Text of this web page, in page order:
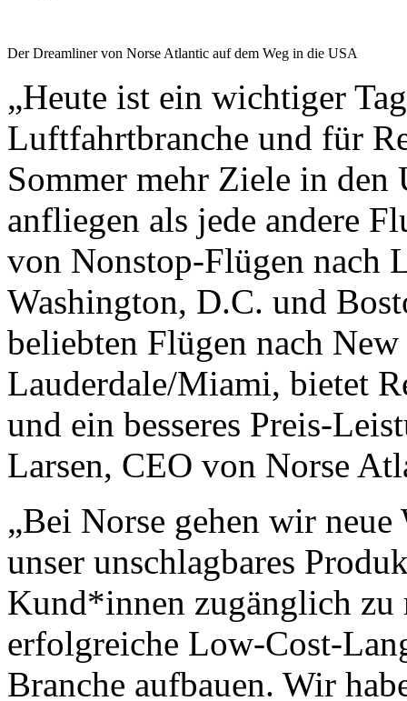
Der Dreamliner von Norse Atlantic auf dem Weg in die USA
„Heute ist ein wichtiger
Luftfahrtbranche und für
Sommer mehr Ziele in
anfliegen als jede andere
von Nonstop-Flügen nach
Washington, D.C. und
beliebten Flügen nach
Lauderdale/Miami, bietet
und ein besseres Preis-
Larsen, CEO von Norse
„Bei Norse gehen wir
unser unschlagbares
Kund*innen zugänglich zu
erfolgreiche Low-Cost-
Branche aufbauen. Wir